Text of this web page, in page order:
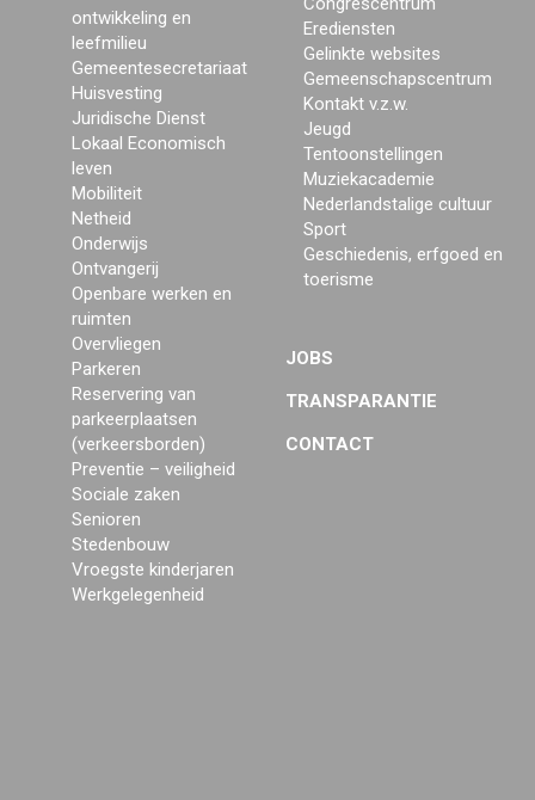
ontwikkeling en
leefmilieu
Gemeentesecretariaat
Huisvesting
Juridische Dienst
Lokaal Economisch
leven
Mobiliteit
Netheid
Onderwijs
Ontvangerij
Openbare werken en
ruimten
Overvliegen
Parkeren
Reservering van
parkeerplaatsen
(verkeersborden)
Preventie – veiligheid
Sociale zaken
Senioren
Stedenbouw
Vroegste kinderjaren
Werkgelegenheid
Erediensten
Gelinkte websites
Gemeenschapscentrum
Kontakt v.z.w.
Jeugd
Tentoonstellingen
Muziekacademie
Nederlandstalige cultuur
Sport
Geschiedenis, erfgoed en
toerisme
JOBS
TRANSPARANTIE
CONTACT